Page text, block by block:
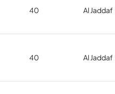
40 Al Jaddaf
40 Al Jaddaf